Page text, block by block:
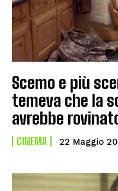
Scemo e più
temeva che la
avrebbe
CINEMA 22 Maggio